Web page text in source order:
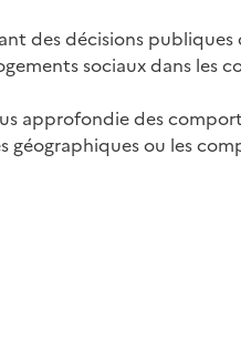
des décisions
sociaux dans les
approfondie des
géographiques ou les